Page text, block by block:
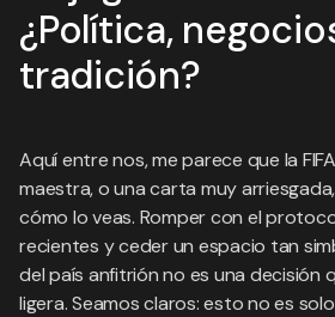
¿Política,
tradición?
Aquí entre nos, me parece que la
maestra, o una carta muy
cómo lo veas. Romper con el
recientes y ceder un espacio tan
del país anfitrión no es una decisión
ligera. Seamos claros: esto no es